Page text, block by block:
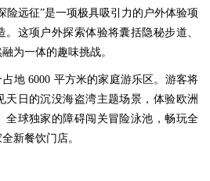
险远征”是一项极具吸引力的户外体验项
。这项户外探索体验将囊括隐秘步道、
为一体的趣味挑战。
地 6000 平方米的家庭游乐区。游客将
天日的沉没海盗湾主题场景，体验欧洲
全球独家的障碍闯关冒险泳池，畅玩全
新餐饮门店。